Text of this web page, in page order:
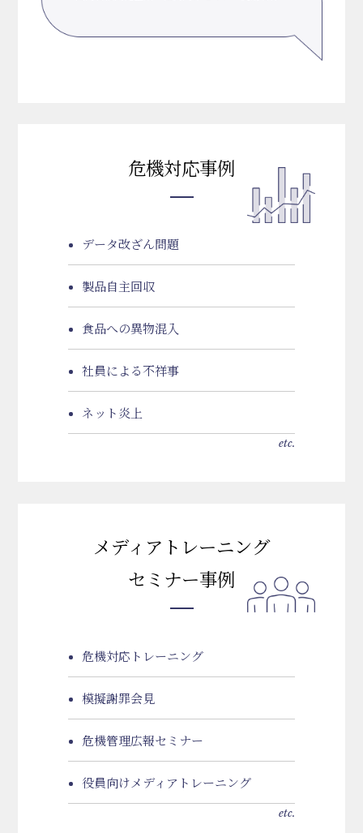
危機対応事例
データ改ざん問題
製品自主回収
食品への異物混入
社員による不祥事
ネット炎上
etc.
メディアトレーニング
セミナー事例
危機対応トレーニング
模擬謝罪会見
危機管理広報セミナー
役員向けメディアトレーニング
etc.